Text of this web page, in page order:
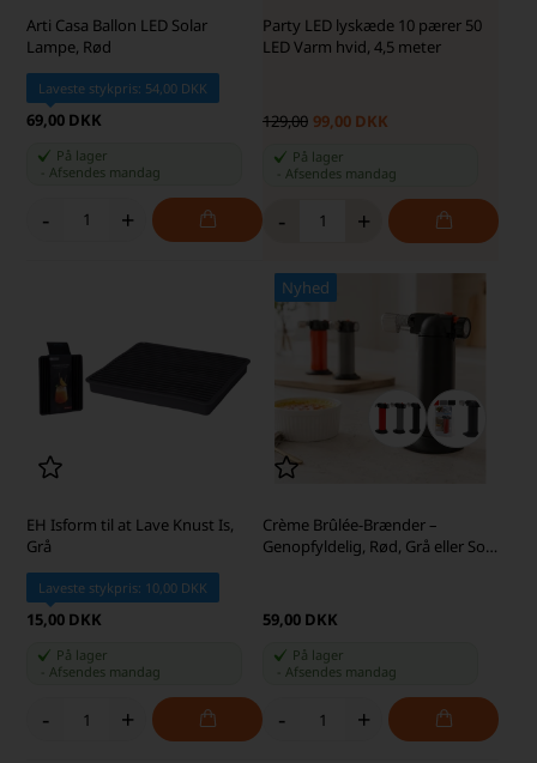
Arti Casa Ballon LED Solar
Lampe, Rød
Laveste stykpris: 54,00 DKK
69,00 DKK
På lager
Afsendes mandag
- +
Party LED lyskæde 10 pærer 50
LED Varm hvid, 4,5 meter
129,00 99,00 DKK
På lager
Afsendes mandag
- +
EH Isform til at Lave Knust Is,
Grå
Laveste stykpris: 10,00 DKK
15,00 DKK
På lager
-Afsendes mandag
- +
Nyhed
Crème Brûlée-Brænder –
Genopfyldelig, Rød, Grå eller Sort
59,00 DKK
På lager
Afsendes mandag
- +